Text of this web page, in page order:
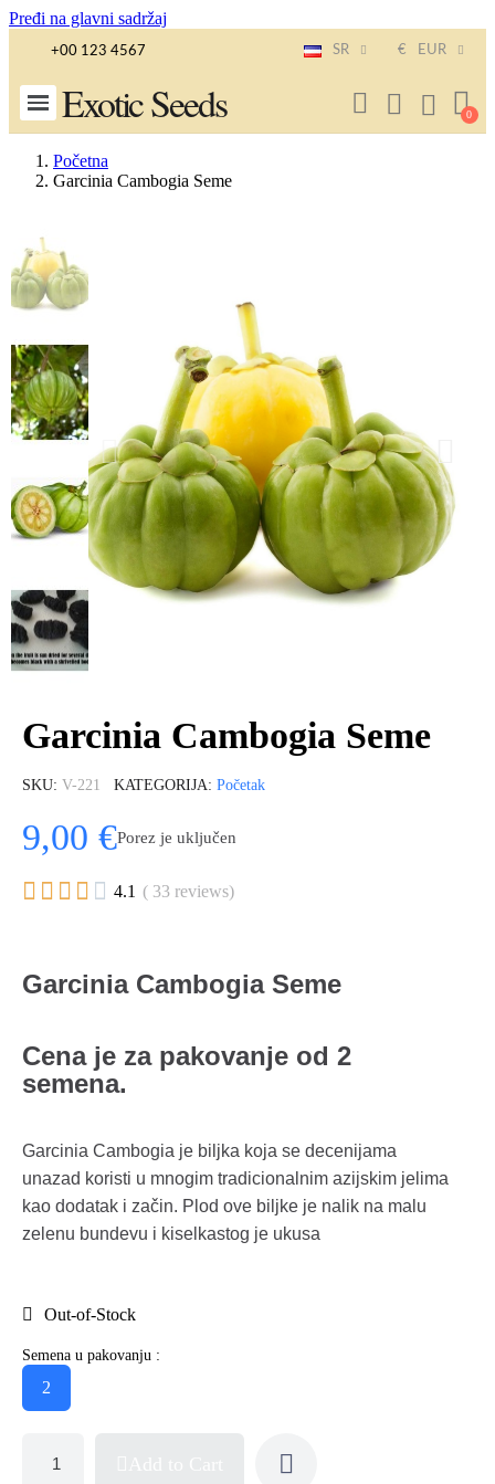
Pređi na glavni sadržaj
+00 123 4567 SR € EUR
Exotic Seeds
Početna
Garcinia Cambogia Seme
Garcinia Cambogia Seme
SKU V-221 KATEGORIJA Početak
9,00 €Porez je uključen
     4.1 ( 33 reviews)
Garcinia Cambogia Seme
Cena je za pakovanje od 2
semena.
Garcinia Cambogia je biljka koja se decenijama
unazad koristi u mnogim tradicionalnim azijskim jelima
kao dodatak i začin. Plod ove biljke je nalik na malu
zelenu bundevu i kiselkastog je ukusa
Out-of-Stock
Semena u pakovanju :
2